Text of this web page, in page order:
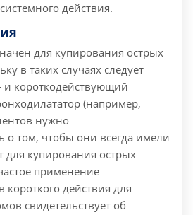
действия.
для купирования острых
в таких случаях следует
и короткодействующий
(например,
нужно
о том, чтобы они всегда имели
для купирования острых
применение
короткого действия для
свидетельствует об